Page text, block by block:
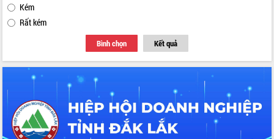
Kém
Rất kém
Bình chọn Kết quả